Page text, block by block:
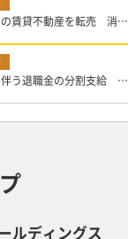
の賃貸不動産を転売 消…
伴う退職金の分割支給 …
ルディングス